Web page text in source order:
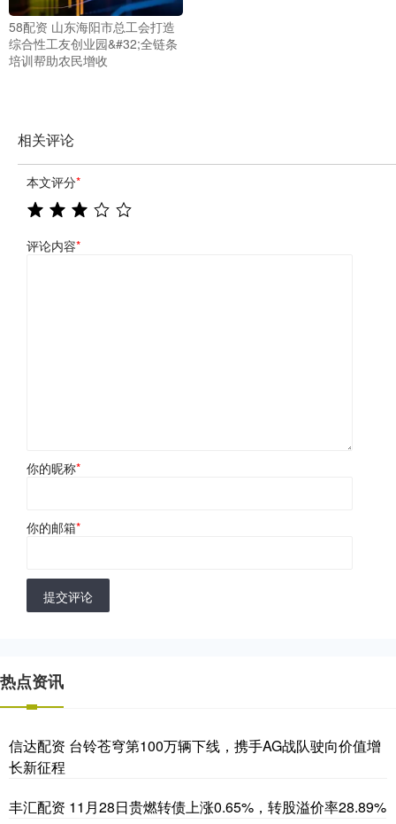
58配资 山东海阳市总工会打造
综合性工友创业园&#32;全链条
培训帮助农民增收
相关评论
本文评分*
评论内容*
你的昵称*
你的邮箱*
提交评论
热点资讯
信达配资 台铃苍穹第100万辆下线，携手AG战队驶向价值增
长新征程
丰汇配资 11月28日贵燃转债上涨0.65%，转股溢价率28.89%